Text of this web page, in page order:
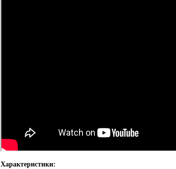
Характеристики: